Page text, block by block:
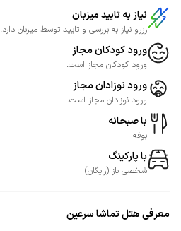
نیاز به تایید میزبان
رزرو نیاز به بررسی و تایید توسط میزبان دارد.
ورود کودکان مجاز
ورود کودکان مجاز است.
ورود نوزادان مجاز
ورود نوزادان مجاز است.
با صبحانه
بوفه
با پارکینگ
شخصی باز (رایگان)
معرفیهتل تماشا سرعین